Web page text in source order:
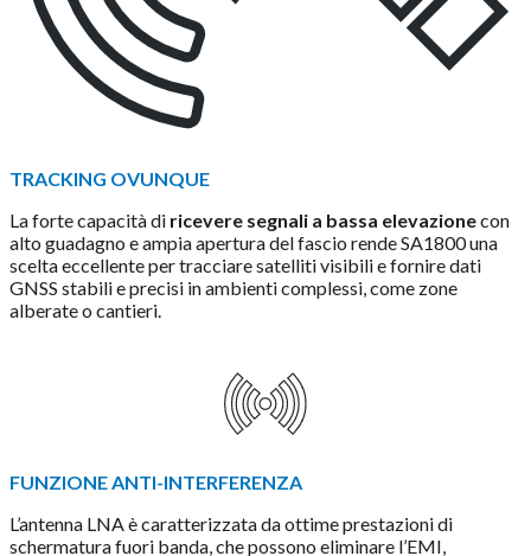
TRACKING OVUNQUE
La forte capacità di ricevere segnali a bassa elevazionecon
alto guadagno e ampia apertura del fascio rende SA1800 una
scelta eccellente per tracciare satelliti visibili e fornire dati
GNSS stabili e precisi in ambienti complessi, come zone
alberate o cantieri.
FUNZIONE ANTI-INTERFERENZA
L’antenna LNA è caratterizzata da ottime prestazioni di
schermatura fuori banda, che possono eliminare l’EMI,